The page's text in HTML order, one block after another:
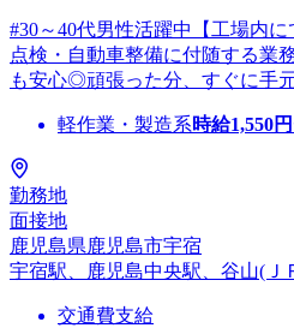
#30～40代男性活躍中【工場内
点検・自動車整備に付随する業
も安心◎頑張った分、すぐに手元
軽作業・製造系時給1,550
勤務地
面接地
鹿児島県鹿児島市宇宿
宇宿駅、鹿児島中央駅、谷山(Ｊ
交通費支給